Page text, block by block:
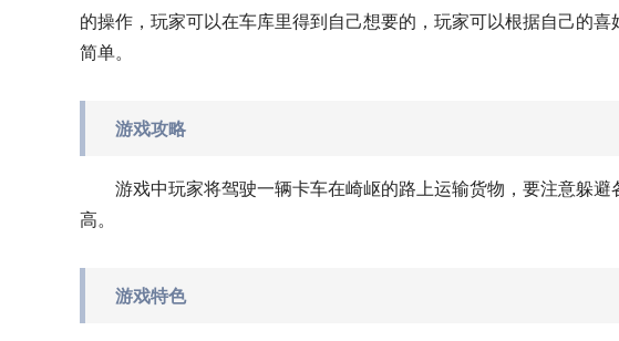
的操作，玩家可以在车库里得到自己想要的，玩家可以根据自己的
简单。
游戏攻略
游戏中玩家将驾驶一辆卡车在崎岖的路上运输货物，要注意躲
高。
游戏特色